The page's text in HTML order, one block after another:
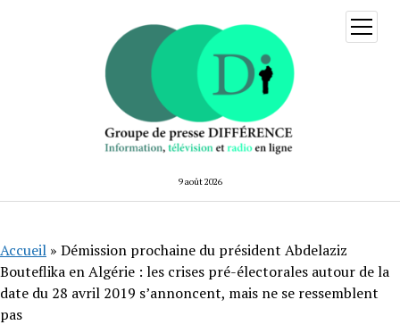
9 août 2026
ouvrir
menu
Accueil » Démission prochaine du président Abdelaziz
Bouteflika en Algérie : les crises pré-électorales autour de la
date du 28 avril 2019 s’annoncent, mais ne se ressemblent
pas